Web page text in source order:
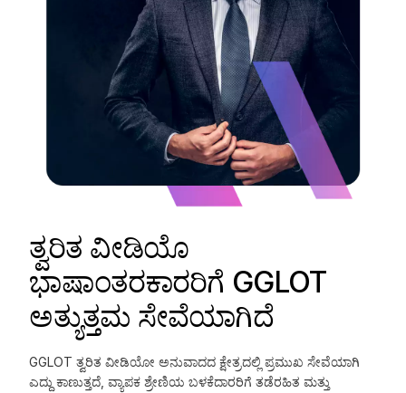
ತ್ವರಿತ ವೀಡಿಯೊ
ಭಾಷಾಂತರಕಾರರಿಗೆ GGLOT
ಅತ್ಯುತ್ತಮ ಸೇವೆಯಾಗಿದೆ
GGLOT ತ್ವರಿತ ವೀಡಿಯೋ ಅನುವಾದದ ಕ್ಷೇತ್ರದಲ್ಲಿ ಪ್ರಮುಖ ಸೇವೆಯಾಗಿ
ಎದ್ದು ಕಾಣುತ್ತದೆ, ವ್ಯಾಪಕ ಶ್ರೇಣಿಯ ಬಳಕೆದಾರರಿಗೆ ತಡೆರಹಿತ ಮತ್ತು